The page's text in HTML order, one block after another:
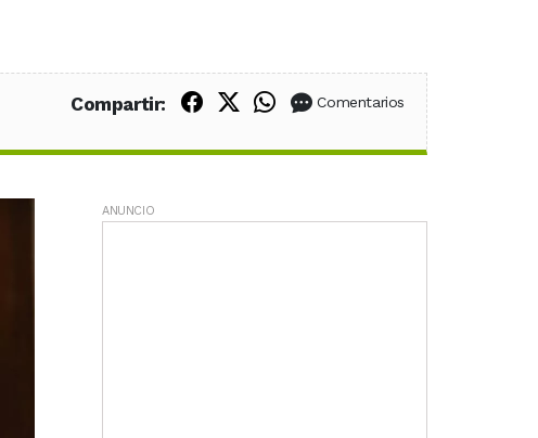
Compartir: Compartir en Facebook
Compartir en X (Twitter)
Compartir en WhatsApp
Comentarios
ANUNCIO